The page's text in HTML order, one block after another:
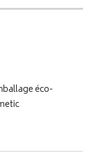
éco-